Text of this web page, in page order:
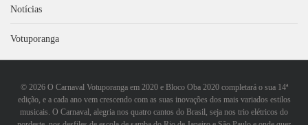
Notícias
Votuporanga
©2026 O Carnaval Votuporanga em 2020 e Bloco Oba 2020 completará o sua 14ª
edição, e a cada ano vem crescendo com as suas inovações dos mais variados estilos
musicais. O Carnaval, alegria nos quatro cantos do Brasil, seja nos trio elétricos do